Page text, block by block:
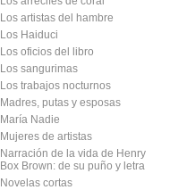
Los artistas del hambre
Los Haiduci
Los oficios del libro
Los sangurimas
Los trabajos nocturnos
Madres, putas y esposas
María Nadie
Mujeres de artistas
Narración de la vida de Henry
Box Brown: de su puño y letra
Novelas cortas